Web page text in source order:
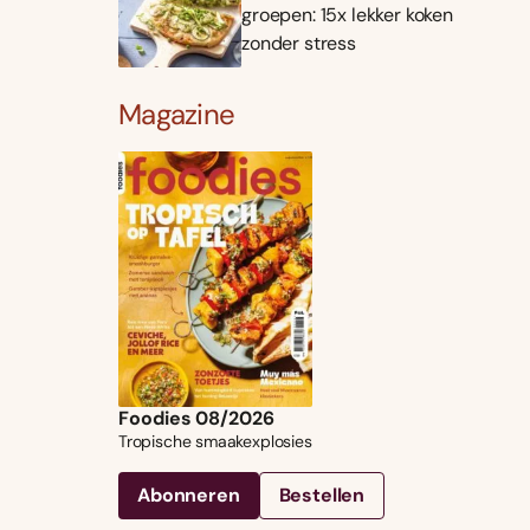
groepen: 15x lekker koken
zonder stress
Magazine
Foodies 08/2026
Tropische smaakexplosies
Abonneren Bestellen